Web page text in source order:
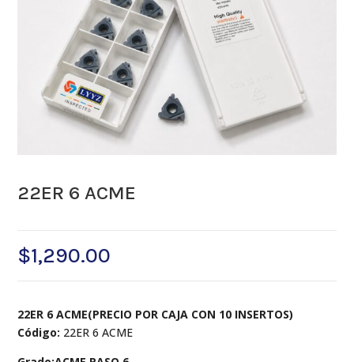
22ER 6 ACME
$1,290.00
22ER 6 ACME(PRECIO POR CAJA CON 10 INSERTOS)
Código: 22ER 6 ACME